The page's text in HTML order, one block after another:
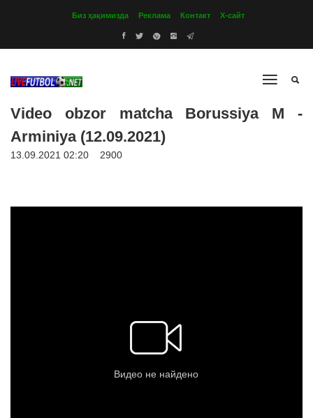
Биз ҳақимизда Реклама Контакт Х-сайт
Video obzor matcha Borussiya M -
Arminiya (12.09.2021)
13.09.2021 02:20 2900